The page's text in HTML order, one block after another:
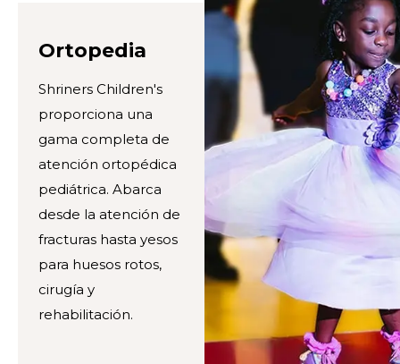
Ortopedia
Shriners Children's
proporciona una
gama completa de
atención ortopédica
pediátrica. Abarca
desde la atención de
fracturas hasta yesos
para huesos rotos,
cirugía y
rehabilitación.